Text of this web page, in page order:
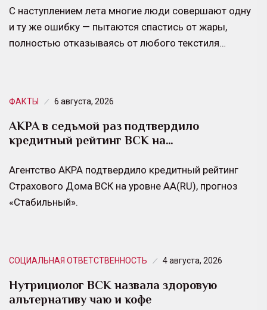
С наступлением лета многие люди совершают одну
и ту же ошибку — пытаются спастись от жары,
полностью отказываясь от любого текстиля…
ФАКТЫ 6 августа, 2026
АКРА в седьмой раз подтвердило
кредитный рейтинг ВСК на…
Агентство АКРА подтвердило кредитный рейтинг
Страхового Дома ВСК на уровне АА(RU), прогноз
«Стабильный».
СОЦИАЛЬНАЯ ОТВЕТСТВЕННОСТЬ 4 августа, 2026
Нутрициолог ВСК назвала здоровую
альтернативу чаю и кофе